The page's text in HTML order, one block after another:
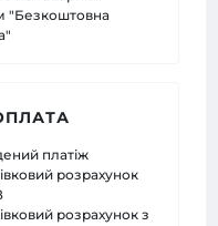
"Безкоштовна
платіж
розрахунок
розрахунок з